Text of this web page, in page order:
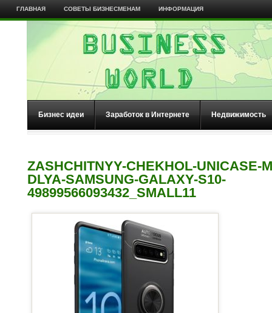
ГЛАВНАЯ СОВЕТЫ БИЗНЕСМЕНАМ ИНФОРМАЦИЯ
Бизнес идеи Заработок в Интернете Недвижимость
ZASHCHITNYY-CHEKHOL-UNICASE-
DLYA-SAMSUNG-GALAXY-S10-
49899566093432_SMALL11